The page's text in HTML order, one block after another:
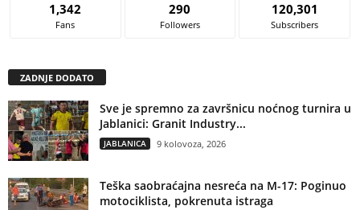
1,342
Fans
290
Followers
120,301
Subscribers
ZADNJE DODATO
Sve je spremno za završnicu noćnog turnira u
Jablanici: Granit Industry...
JABLANICA 9 kolovoza, 2026
Teška saobraćajna nesreća na M-17: Poginuo
motociklista, pokrenuta istraga